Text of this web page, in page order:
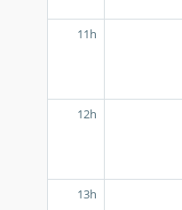
11h
12h
13h